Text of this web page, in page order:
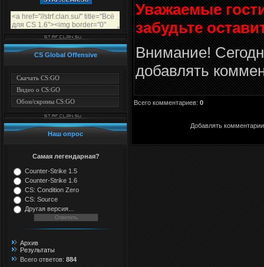
CS Global Offensive
Скачать CS:GO
Видео о CS:GO
Обои/скрины CS:GO
Наш опрос
Самая легендарная?
Counter-Strike 1.5
Counter-Strike 1.6
CS: Condition Zero
CS: Source
Другая версия...
Архив
Результаты
Всего ответов: 884
Уважаемые
забудьте
Внимание!
добавлять
Всего комментариев: 0
Добавлять